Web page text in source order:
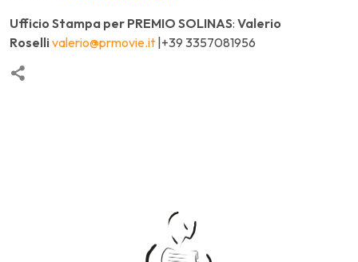
Ufficio Stampa per PREMIO SOLINAS: Valerio
Rosellivalerio@prmovie.it |+39 3357081956